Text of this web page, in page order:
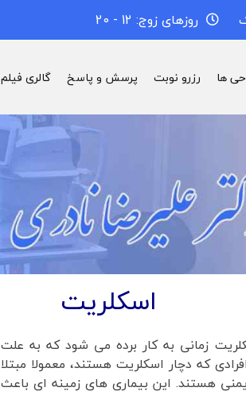
روزهای زوج: 12 - 20
ها رزرو نوبت پرسش و پاسخ گالری
اسکلریت
زمانی به کار برده می شود که به علت
که دچار اسکلریت هستند، معمولا مبتلا
هستند. این بیماری های زمینه ای باعث